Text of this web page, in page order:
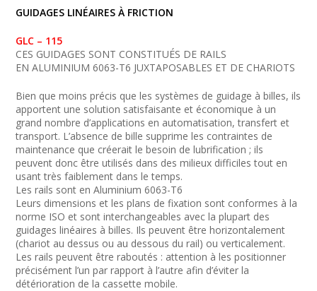
GUIDAGES LINÉAIRES À FRICTION
GLC – 115
CES GUIDAGES SONT CONSTITUÉS DE RAILS
EN ALUMINIUM 6063-T6 JUXTAPOSABLES ET DE CHARIOTS
Bien que moins précis que les systèmes de guidage à billes, ils
apportent une solution satisfaisante et économique à un
grand nombre d’applications en automatisation, transfert et
transport. L’absence de bille supprime les contraintes de
maintenance que créerait le besoin de lubrification ; ils
peuvent donc être utilisés dans des milieux difficiles tout en
usant très faiblement dans le temps.
Les rails sont en Aluminium 6063-T6
Leurs dimensions et les plans de fixation sont conformes à la
norme ISO et sont interchangeables avec la plupart des
guidages linéaires à billes. Ils peuvent être horizontalement
(chariot au dessus ou au dessous du rail) ou verticalement.
Les rails peuvent être raboutés : attention à les positionner
précisément l’un par rapport à l’autre afin d’éviter la
détérioration de la cassette mobile.